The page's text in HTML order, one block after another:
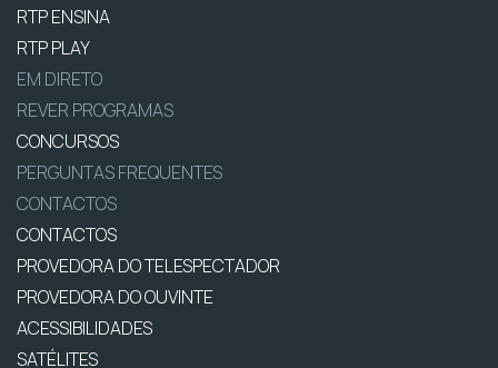
RTP ENSINA
RTP PLAY
EM DIRETO
REVER PROGRAMAS
CONCURSOS
PERGUNTAS FREQUENTES
CONTACTOS
CONTACTOS
PROVEDORA DO TELESPECTADOR
PROVEDORA DO OUVINTE
ACESSIBILIDADES
SATÉLITES